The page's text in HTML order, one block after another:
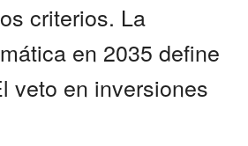
criterios. La
en 2035 define
veto en inversiones